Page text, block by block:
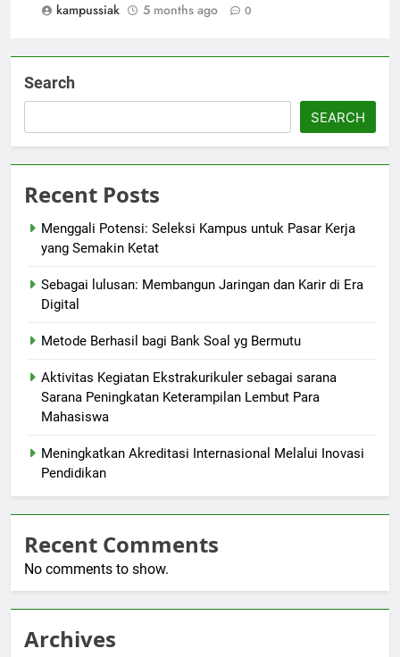
kampussiak
5 months ago 0
Search
SEARCH
Recent Posts
Menggali Potensi: Seleksi Kampus untuk Pasar Kerja
yang Semakin Ketat
Sebagai lulusan: Membangun Jaringan dan Karir di Era
Digital
Metode Berhasil bagi Bank Soal yg Bermutu
Aktivitas Kegiatan Ekstrakurikuler sebagai sarana
Sarana Peningkatan Keterampilan Lembut Para
Mahasiswa
Meningkatkan Akreditasi Internasional Melalui Inovasi
Pendidikan
Recent Comments
No comments to show.
Archives